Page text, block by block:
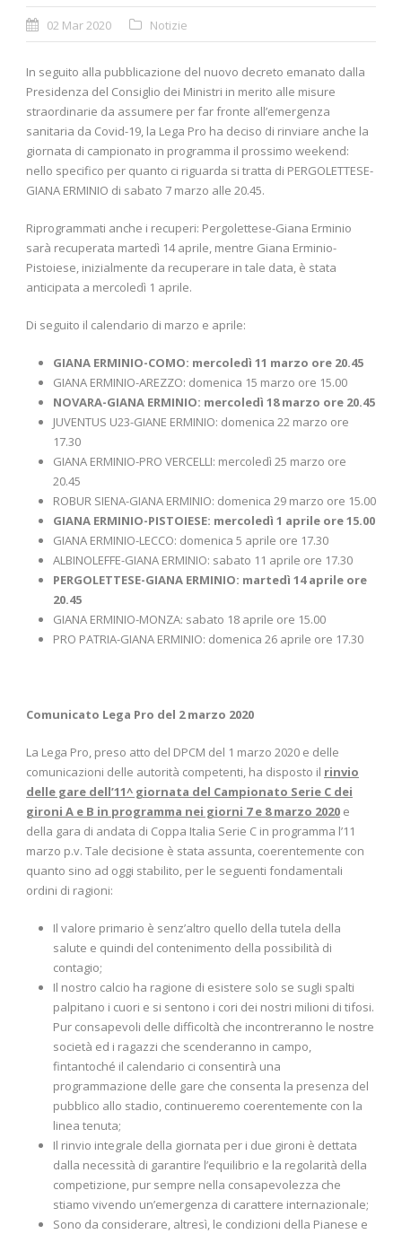
02 Mar 2020 Notizie
In seguito alla pubblicazione del nuovo decreto emanato dalla
Presidenza del Consiglio dei Ministri in merito alle misure
straordinarie da assumere per far fronte all’emergenza
sanitaria da Covid-19, la Lega Pro ha deciso di rinviare anche la
giornata di campionato in programma il prossimo weekend:
nello specifico per quanto ci riguarda si tratta di PERGOLETTESE-
GIANA ERMINIO di sabato 7 marzo alle 20.45.
Riprogrammati anche i recuperi: Pergolettese-Giana Erminio
sarà recuperata martedì 14 aprile, mentre Giana Erminio-
Pistoiese, inizialmente da recuperare in tale data, è stata
anticipata a mercoledì 1 aprile.
Di seguito il calendario di marzo e aprile:
GIANA ERMINIO-COMO: mercoledì 11 marzo ore 20.45
GIANA ERMINIO-AREZZO: domenica 15 marzo ore 15.00
NOVARA-GIANA ERMINIO: mercoledì 18 marzo ore 20.45
JUVENTUS U23-GIANE ERMINIO: domenica 22 marzo ore
17.30
GIANA ERMINIO-PRO VERCELLI: mercoledì 25 marzo ore
20.45
ROBUR SIENA-GIANA ERMINIO: domenica 29 marzo ore 15.00
GIANA ERMINIO-PISTOIESE: mercoledì 1 aprile ore 15.00
GIANA ERMINIO-LECCO: domenica 5 aprile ore 17.30
ALBINOLEFFE-GIANA ERMINIO: sabato 11 aprile ore 17.30
PERGOLETTESE-GIANA ERMINIO: martedì 14 aprile ore
20.45
GIANA ERMINIO-MONZA: sabato 18 aprile ore 15.00
PRO PATRIA-GIANA ERMINIO: domenica 26 aprile ore 17.30
Comunicato Lega Pro del 2 marzo 2020
La Lega Pro, preso atto del DPCM del 1 marzo 2020 e delle
comunicazioni delle autorità competenti, ha disposto il rinvio
delle gare dell’11^ giornata del Campionato Serie C dei
gironi A e B in programma nei giorni 7 e 8 marzo 2020 e
della gara di andata di Coppa Italia Serie C in programma l’11
marzo p.v. Tale decisione è stata assunta, coerentemente con
quanto sino ad oggi stabilito, per le seguenti fondamentali
ordini di ragioni:
Il valore primario è senz’altro quello della tutela della
salute e quindi del contenimento della possibilità di
contagio;
Il nostro calcio ha ragione di esistere solo se sugli spalti
palpitano i cuori e si sentono i cori dei nostri milioni di tifosi.
Pur consapevoli delle difficoltà che incontreranno le nostre
società ed i ragazzi che scenderanno in campo,
fintantoché il calendario ci consentirà una
programmazione delle gare che consenta la presenza del
pubblico allo stadio, continueremo coerentemente con la
linea tenuta;
Il rinvio integrale della giornata per i due gironi è dettata
dalla necessità di garantire l’equilibrio e la regolarità della
competizione, pur sempre nella consapevolezza che
stiamo vivendo un’emergenza di carattere internazionale;
Sono da considerare, altresì, le condizioni della Pianese e